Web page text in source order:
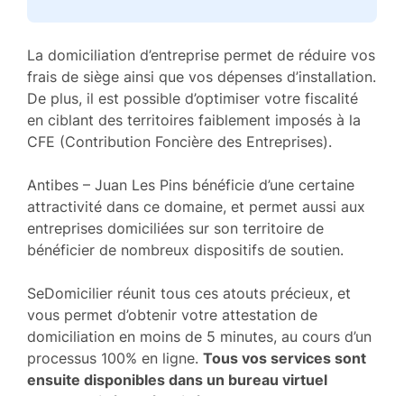
La domiciliation d’entreprise permet de réduire vos
frais de siège ainsi que vos dépenses d’installation.
De plus, il est possible d’optimiser votre fiscalité
en ciblant des territoires faiblement imposés à la
CFE (Contribution Foncière des Entreprises).
Antibes – Juan Les Pins bénéficie d’une certaine
attractivité dans ce domaine, et permet aussi aux
entreprises domiciliées sur son territoire de
bénéficier de nombreux dispositifs de soutien.
SeDomicilier réunit tous ces atouts précieux, et
vous permet d’obtenir votre attestation de
domiciliation en moins de 5 minutes, au cours d’un
processus 100% en ligne. Tous vos services sont
ensuite disponibles dans un bureau virtuel